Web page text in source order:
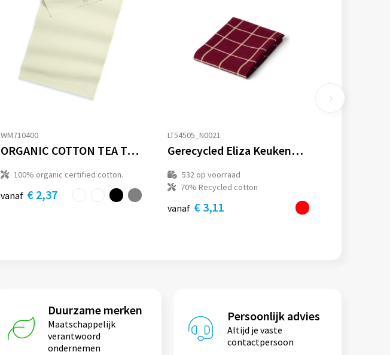
WM710400
ORGANIC COTTON TEA TOWEL
100% organic certified cotton.
vanaf € 2,37
LT54505_N0021
Gerecycled Eliza Keukendoekje
532 op voorraad
70% Recycled cotton
vanaf € 3,11
Duurzame merken
Maatschappelijk
verantwoord
ondernemen
Persoonlijk advies
Altijd je vaste
contactpersoon